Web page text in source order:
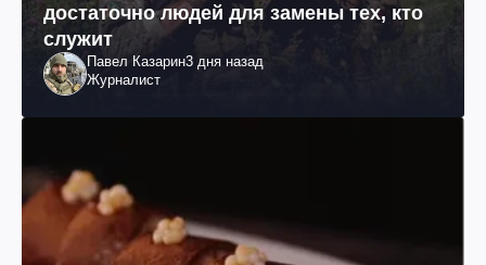
достаточно людей для замены тех, кто
служит
Павел Казарин3 дня назад
Журналист